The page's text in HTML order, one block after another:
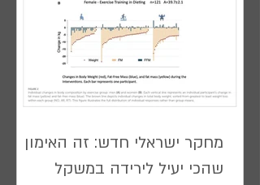
מחקר ישראלי חדש: זה האימון
שהכי יעיל לירידה במשקל